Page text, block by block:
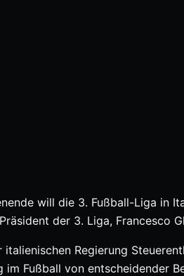
will die 3. Fußball-Liga in
der 3. Liga, Francesco
Regierung
im Fußball von entscheidender